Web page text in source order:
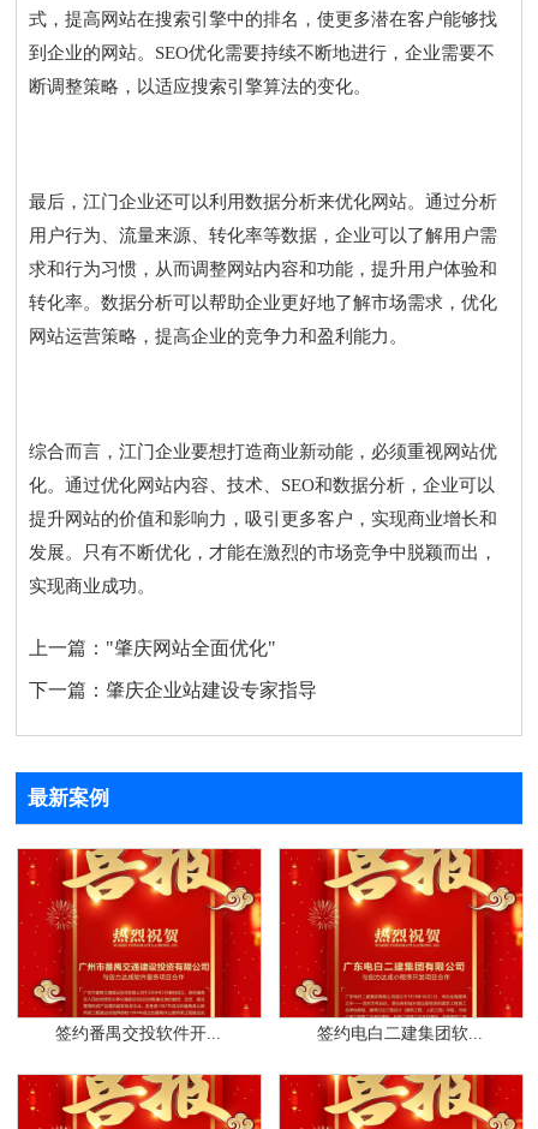
式，提高网站在搜索引擎中的排名，使更多潜在客户能够找
到企业的网站。SEO优化需要持续不断地进行，企业需要不
断调整策略，以适应搜索引擎算法的变化。
最后，江门企业还可以利用数据分析来优化网站。通过分析
用户行为、流量来源、转化率等数据，企业可以了解用户需
求和行为习惯，从而调整网站内容和功能，提升用户体验和
转化率。数据分析可以帮助企业更好地了解市场需求，优化
网站运营策略，提高企业的竞争力和盈利能力。
综合而言，江门企业要想打造商业新动能，必须重视网站优
化。通过优化网站内容、技术、SEO和数据分析，企业可以
提升网站的价值和影响力，吸引更多客户，实现商业增长和
发展。只有不断优化，才能在激烈的市场竞争中脱颖而出，
实现商业成功。
上一篇： "肇庆网站全面优化"
下一篇：肇庆企业站建设专家指导
最新案例
签约番禺交投软件开... 签约电白二建集团软...